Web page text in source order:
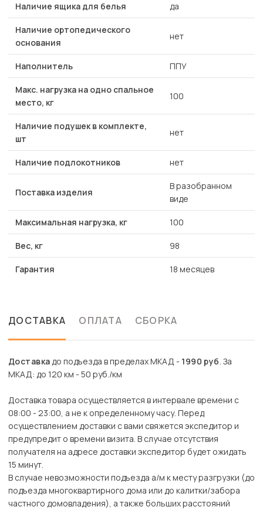
Наличие ящика для белья да
Наличие ортопедического
основания
нет
Наполнитель ППУ
Макс. нагрузка на одно спальное
место, кг
100
Наличие подушек в комплекте,
шт
нет
Наличие подлокотников нет
Поставка изделия
В разобранном
виде
Максимальная нагрузка, кг 100
Вес, кг 98
Гарантия 18 месяцев
ДОСТАВКА ОПЛАТА СБОРКА
Доставкадо подъезда в пределах МКАД - 1990 руб. За
МКАД: до 120 км - 50 руб./км
Доставка товара осуществляется в интервале времени с
08:00 - 23:00, а не к определенному часу. Перед
осуществлением доставки с вами свяжется экспедитор и
предупредит о времени визита. В случае отсутствия
получателя на адресе доставки экспедитор будет ожидать
15 минут.
В случае невозможности подъезда а/м к месту разгрузки (до
подъезда многоквартирного дома или до калитки/забора
частного домовладения), а также больших расстояний